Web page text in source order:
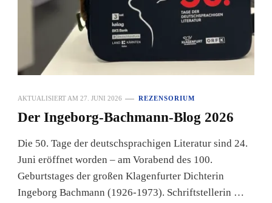
AKTUALISIERT AM 27. JUNI 2026 REZENSORIUM
Der Ingeborg-Bachmann-Blog 2026
Die 50. Tage der deutschsprachigen Literatur sind 24.
Juni eröffnet worden – am Vorabend des 100.
Geburtstages der großen Klagenfurter Dichterin
Ingeborg Bachmann (1926-1973). Schriftstellerin …